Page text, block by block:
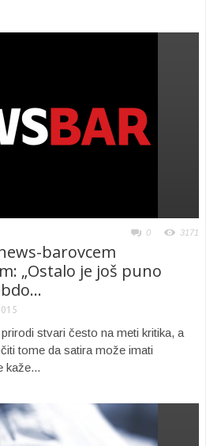
0 3171
barovcem
„Ostalo je još puno
stvari često na meti kritika, a
tome da satira može imati
kaže...